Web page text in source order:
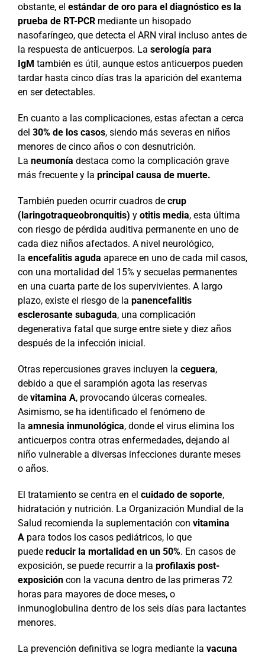
obstante, el estándar de oro para el diagnóstico es la
prueba de RT-PCRmediante un hisopado
nasofaríngeo, que detecta el ARN viral incluso antes de
la respuesta de anticuerpos. La serología para
IgM también es útil, aunque estos anticuerpos pueden
tardar hasta cinco días tras la aparición del exantema
en ser detectables.
En cuanto a las complicaciones, estas afectan a cerca
del 30% de los casos, siendo más severas en niños
menores de cinco años o con desnutrición.
La neumonía destaca como la complicación grave
más frecuente y la principal causa de muerte.
También pueden ocurrir cuadros de crup
(laringotraqueobronquitis) y otitis media, esta última
con riesgo de pérdida auditiva permanente en uno de
cada diez niños afectados. A nivel neurológico,
la encefalitis aguda aparece en uno de cada mil casos,
con una mortalidad del 15% y secuelas permanentes
en una cuarta parte de los supervivientes. A largo
plazo, existe el riesgo de la panencefalitis
esclerosante subaguda, una complicación
degenerativa fatal que surge entre siete y diez años
después de la infección inicial.
Otras repercusiones graves incluyen la ceguera,
debido a que el sarampión agota las reservas
de vitamina A, provocando úlceras corneales.
Asimismo, se ha identificado el fenómeno de
la amnesia inmunológica, donde el virus elimina los
anticuerpos contra otras enfermedades, dejando al
niño vulnerable a diversas infecciones durante meses
o años.
El tratamiento se centra en el cuidado de soporte,
hidratación y nutrición. La Organización Mundial de la
Salud recomienda la suplementación con vitamina
Apara todos los casos pediátricos, lo que
puede reducir la mortalidad en un 50%. En casos de
exposición, se puede recurrir a la profilaxis post-
exposicióncon la vacuna dentro de las primeras 72
horas para mayores de doce meses, o
inmunoglobulina dentro de los seis días para lactantes
menores.
La prevención definitiva se logra mediante la vacuna